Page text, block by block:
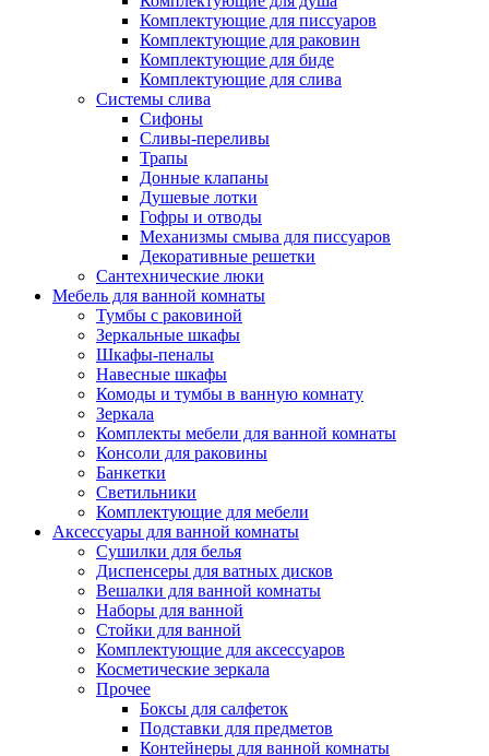
Комплектующие для писсуаров
Комплектующие для раковин
Комплектующие для биде
Комплектующие для слива
Системы слива
Сифоны
Сливы-переливы
Трапы
Донные клапаны
Душевые лотки
Гофры и отводы
Механизмы смыва для писсуаров
Декоративные решетки
Сантехнические люки
Мебель для ванной комнаты
Тумбы с раковиной
Зеркальные шкафы
Шкафы-пеналы
Навесные шкафы
Комоды и тумбы в ванную комнату
Зеркала
Комплекты мебели для ванной комнаты
Консоли для раковины
Банкетки
Светильники
Комплектующие для мебели
Аксессуары для ванной комнаты
Сушилки для белья
Диспенсеры для ватных дисков
Вешалки для ванной комнаты
Наборы для ванной
Стойки для ванной
Комплектующие для аксессуаров
Косметические зеркала
Прочее
Боксы для салфеток
Подставки для предметов
Контейнеры для ванной комнаты